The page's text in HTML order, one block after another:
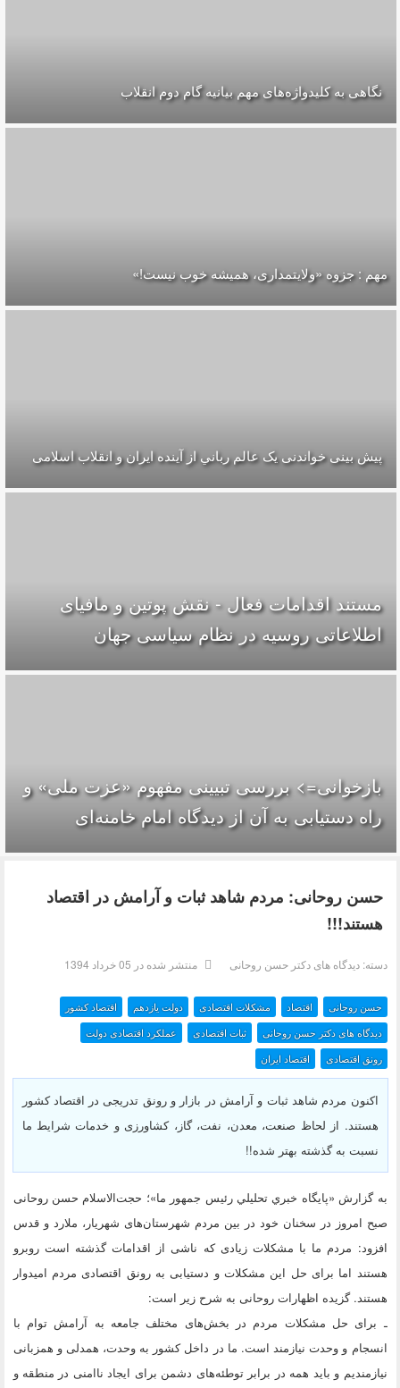
نگاهی به کلیدواژه‌های مهم بیانیه گام دوم انقلاب
مهم : جزوه «ولایتمداری، همیشه خوب نیست!»
پیش بینی خواندنی یک عالم رباني از آینده ایران و انقلاب اسلامی
مستند اقدامات فعال - نقش پوتین و مافیای‌
اطلاعاتی روسیه در نظام سیاسی جهان
بازخوانی=> بررسی تبیینی مفهوم «عزت ملی» و
راه دستیابی به آن از دیدگاه امام خامنه‌ای
حسن روحانی: مردم شاهد ثبات و آرامش در اقتصاد
هستند!!!
دسته:دیدگاه های دکتر حسن روحانی منتشر شده در 05 خرداد 1394
حسن روحانی اقتصاد مشکلات اقتصادی دولت یازدهم اقتصاد کشور
اقتصاد ایران رونق اقتصادی
عملکرد اقتصادی دولت ثبات اقتصادی دیدگاه های دکتر حسن روحانی
اکنون مردم شاهد ثبات و آرامش در بازار و رونق تدریجی در اقتصاد کشور
هستند. از لحاظ صنعت، معدن، نفت، گاز، کشاورزی و خدمات شرایط ما
نسبت به گذشته بهتر شده!!
به گزارش «پايگاه خبري تحليلي رئيس جمهور ما»؛ حجت‌الاسلام حسن روحانی
صبح امروز در سخنان خود در بین مردم شهرستان‌های شهریار، ملارد و قدس
افزود: مردم ما با مشکلات زیادی که ناشی از اقدامات گذشته است روبرو
هستند اما برای حل این مشکلات و دستیابی به رونق اقتصادی مردم امیدوار
هستند. گزیده اظهارات روحانی به شرح زیر است:
ـ برای حل مشکلات مردم در بخش‌های مختلف جامعه به آرامش توام با
انسجام و وحدت نیازمند است. ما در داخل کشور به وحدت، همدلی و همزبانی
نیازمندیم و باید همه در برابر توطئه‌های دشمن برای ایجاد ناامنی در منطقه و